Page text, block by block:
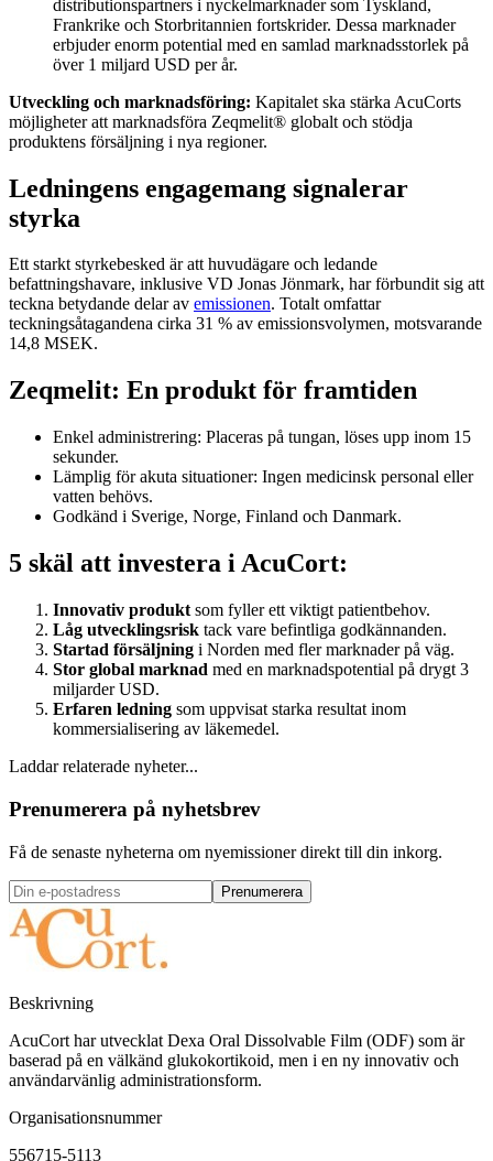
distributionspartners i nyckelmarknader som Tyskland,
Frankrike och Storbritannien fortskrider. Dessa marknader
erbjuder enorm potential med en samlad marknadsstorlek på
över 1 miljard USD per år.
Utveckling och marknadsföring: Kapitalet ska stärka AcuCorts
möjligheter att marknadsföra Zeqmelit® globalt och stödja
produktens försäljning i nya regioner.
Ledningens engagemang signalerar
styrka
Ett starkt styrkebesked är att huvudägare och ledande
befattningshavare, inklusive VD Jonas Jönmark, har förbundit sig att
teckna betydande delar av emissionen. Totalt omfattar
teckningsåtagandena cirka 31 % av emissionsvolymen, motsvarande
14,8 MSEK.
Zeqmelit: En produkt för framtiden
Enkel administrering: Placeras på tungan, löses upp inom 15
sekunder.
Lämplig för akuta situationer: Ingen medicinsk personal eller
vatten behövs.
Godkänd i Sverige, Norge, Finland och Danmark.
5 skäl att investera i AcuCort:
Innovativ produkt som fyller ett viktigt patientbehov.
Låg utvecklingsrisk tack vare befintliga godkännanden.
Startad försäljning i Norden med fler marknader på väg.
Stor global marknad med en marknadspotential på drygt 3
miljarder USD.
Erfaren ledning som uppvisat starka resultat inom
kommersialisering av läkemedel.
Laddar relaterade nyheter...
Prenumerera på nyhetsbrev
Få de senaste nyheterna om nyemissioner direkt till din inkorg.
Prenumerera
Beskrivning
AcuCort har utvecklat Dexa Oral Dissolvable Film (ODF) som är
baserad på en välkänd glukokortikoid, men i en ny innovativ och
användarvänlig administrationsform.
Organisationsnummer
556715-5113